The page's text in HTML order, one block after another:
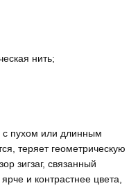
нить;
с пухом или длинным
теряет геометрическую
зигзаг, связанный
и контрастнее цвета,